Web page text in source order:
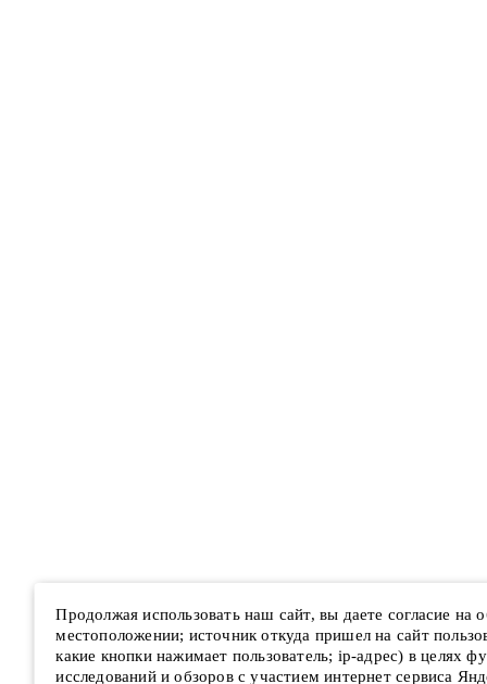
Продолжая использовать наш сайт, вы даете согласие на
местоположении; источник откуда пришел на сайт
какие кнопки нажимает пользователь; ip-адрес) в целях
исследований и обзоров с участием интернет сервиса